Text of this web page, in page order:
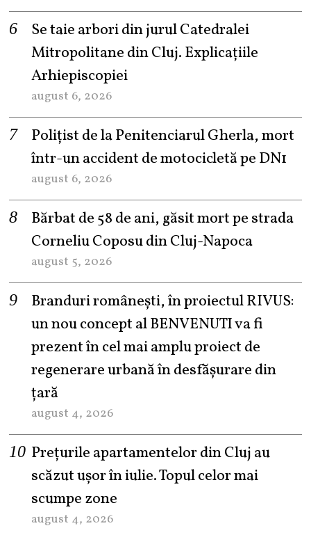
Se taie arbori din jurul Catedralei
Mitropolitane din Cluj. Explicațiile
Arhiepiscopiei
august 6, 2026
Polițist de la Penitenciarul Gherla, mort
într-un accident de motocicletă pe DN1
august 6, 2026
Bărbat de 58 de ani, găsit mort pe strada
Corneliu Coposu din Cluj-Napoca
august 5, 2026
Branduri românești, în proiectul RIVUS:
un nou concept al BENVENUTI va fi
prezent în cel mai amplu proiect de
regenerare urbană în desfășurare din
țară
august 4, 2026
Prețurile apartamentelor din Cluj au
scăzut ușor în iulie. Topul celor mai
scumpe zone
august 4, 2026